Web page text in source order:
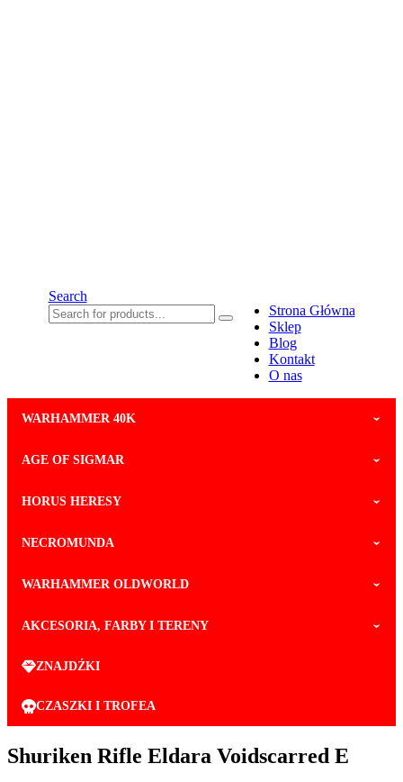
Search
Strona Główna
Sklep
Blog
Kontakt
O nas
WARHAMMER 40K
AGE OF SIGMAR
HORUS HERESY
NECROMUNDA
WARHAMMER OLDWORLD
AKCESORIA, FARBY I TERENY
ZNAJDŹKI
CZASZKI I TROFEA
Shuriken Rifle Eldara Voidscarred E